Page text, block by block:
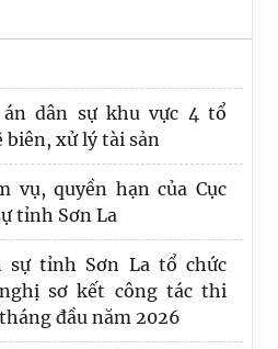
dân sự khu vực 4 tổ
biên, xử lý tài sản
vụ, quyền hạn của Cục
tỉnh Sơn La
sự tỉnh Sơn La tổ chức
sơ kết công tác thi
đầu năm 2026